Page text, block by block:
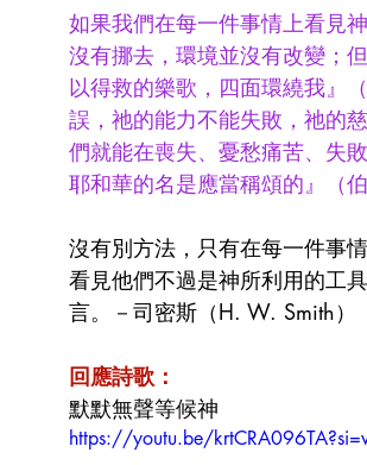
如果我們在每一件事情上看見
沒有挪去，環境並沒有改變；
以得救的樂歌，四面環繞我』
誤，祂的能力不能失敗，祂的
們就能在喪失、憂愁痛苦、失
耶和華的名是應當稱頌的』（伯
沒有別方法，只有在每一件事
看見他們不過是神所利用的工
言。－司密斯（H. W. Smith）
回應詩歌：
默默無聲等候神
https://youtu.be/